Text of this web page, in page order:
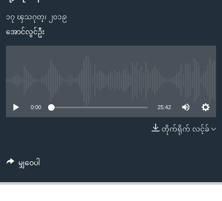
သို့
ကျော်
ညွန်း
စာမျက်နှာ
ကြည့်
ရှာဖွေ
အစ္စရေး-ပါလက်စတိုင်း
ရပ်ဝန်းတခု လမ်းတခု အလွန်
အင်္ဂလိပ်စာလေ့လာမယ်
Learning English
၁၇ ၾသဂုတ္၊ ၂၀၁၉
အောင်လွင်ဦး
0:00 25:42
တိုက်ရိုက် လင့်ခ်
မျှဝေပါ